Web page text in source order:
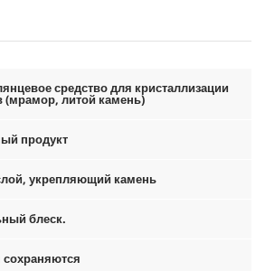
средство для кристаллизации
(мрамор, литой камень)
продукт
укрепляющий камень
блеск.